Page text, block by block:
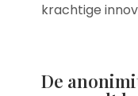
krachtige
De